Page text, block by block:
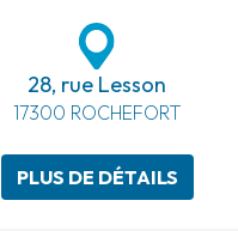
28, rue Lesson
17300 ROCHEFORT
PLUS DE DÉTAILS